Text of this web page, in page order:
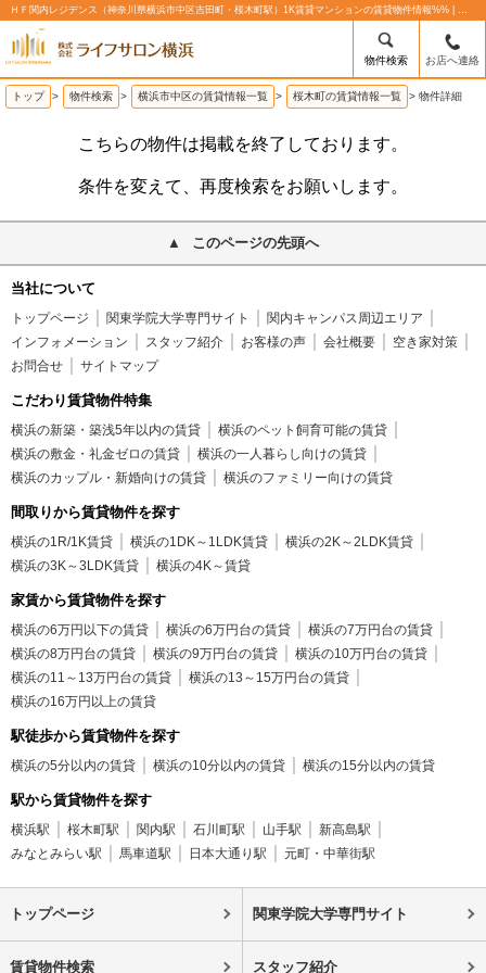
ＨＦ関内レジデンス（神奈川県横浜市中区吉田町・桜木町駅）1K賃貸マンションの賃貸物件情報%% | 株式会社ライフサロン横浜
物件検索 お店へ連絡
トップ > 物件検索 > 横浜市中区の賃貸情報一覧 > 桜木町の賃貸情報一覧 > 物件詳細
こちらの物件は掲載を終了しております。
条件を変えて、再度検索をお願いします。
このページの先頭へ
当社について
トップページ 関東学院大学専門サイト
関内キャンパス周辺エリア
インフォメーション
スタッフ紹介 お客様の声 会社概要
空き家対策
お問合せ
サイトマップ
こだわり賃貸物件特集
横浜の新築・築浅5年以内の賃貸
横浜のペット飼育可能の賃貸
横浜の敷金・礼金ゼロの賃貸
横浜の一人暮らし向けの賃貸
横浜のカップル・新婚向けの賃貸
横浜のファミリー向けの賃貸
間取りから賃貸物件を探す
横浜の1R/1K賃貸 横浜の1DK～1LDK賃貸
横浜の2K～2LDK賃貸
横浜の3K～3LDK賃貸
横浜の4K～賃貸
家賃から賃貸物件を探す
横浜の6万円以下の賃貸 横浜の6万円台の賃貸
横浜の7万円台の賃貸
横浜の8万円台の賃貸
横浜の9万円台の賃貸
横浜の10万円台の賃貸
横浜の11～13万円台の賃貸
横浜の13～15万円台の賃貸
横浜の16万円以上の賃貸
駅徒歩から賃貸物件を探す
横浜の5分以内の賃貸 横浜の10分以内の賃貸 横浜の15分以内の賃貸
駅から賃貸物件を探す
横浜駅 桜木町駅 関内駅 石川町駅 山手駅
新高島駅
みなとみらい駅
馬車道駅 日本大通り駅 元町・中華街駅
トップページ 関東学院大学専門サイト
賃貸物件検索 スタッフ紹介